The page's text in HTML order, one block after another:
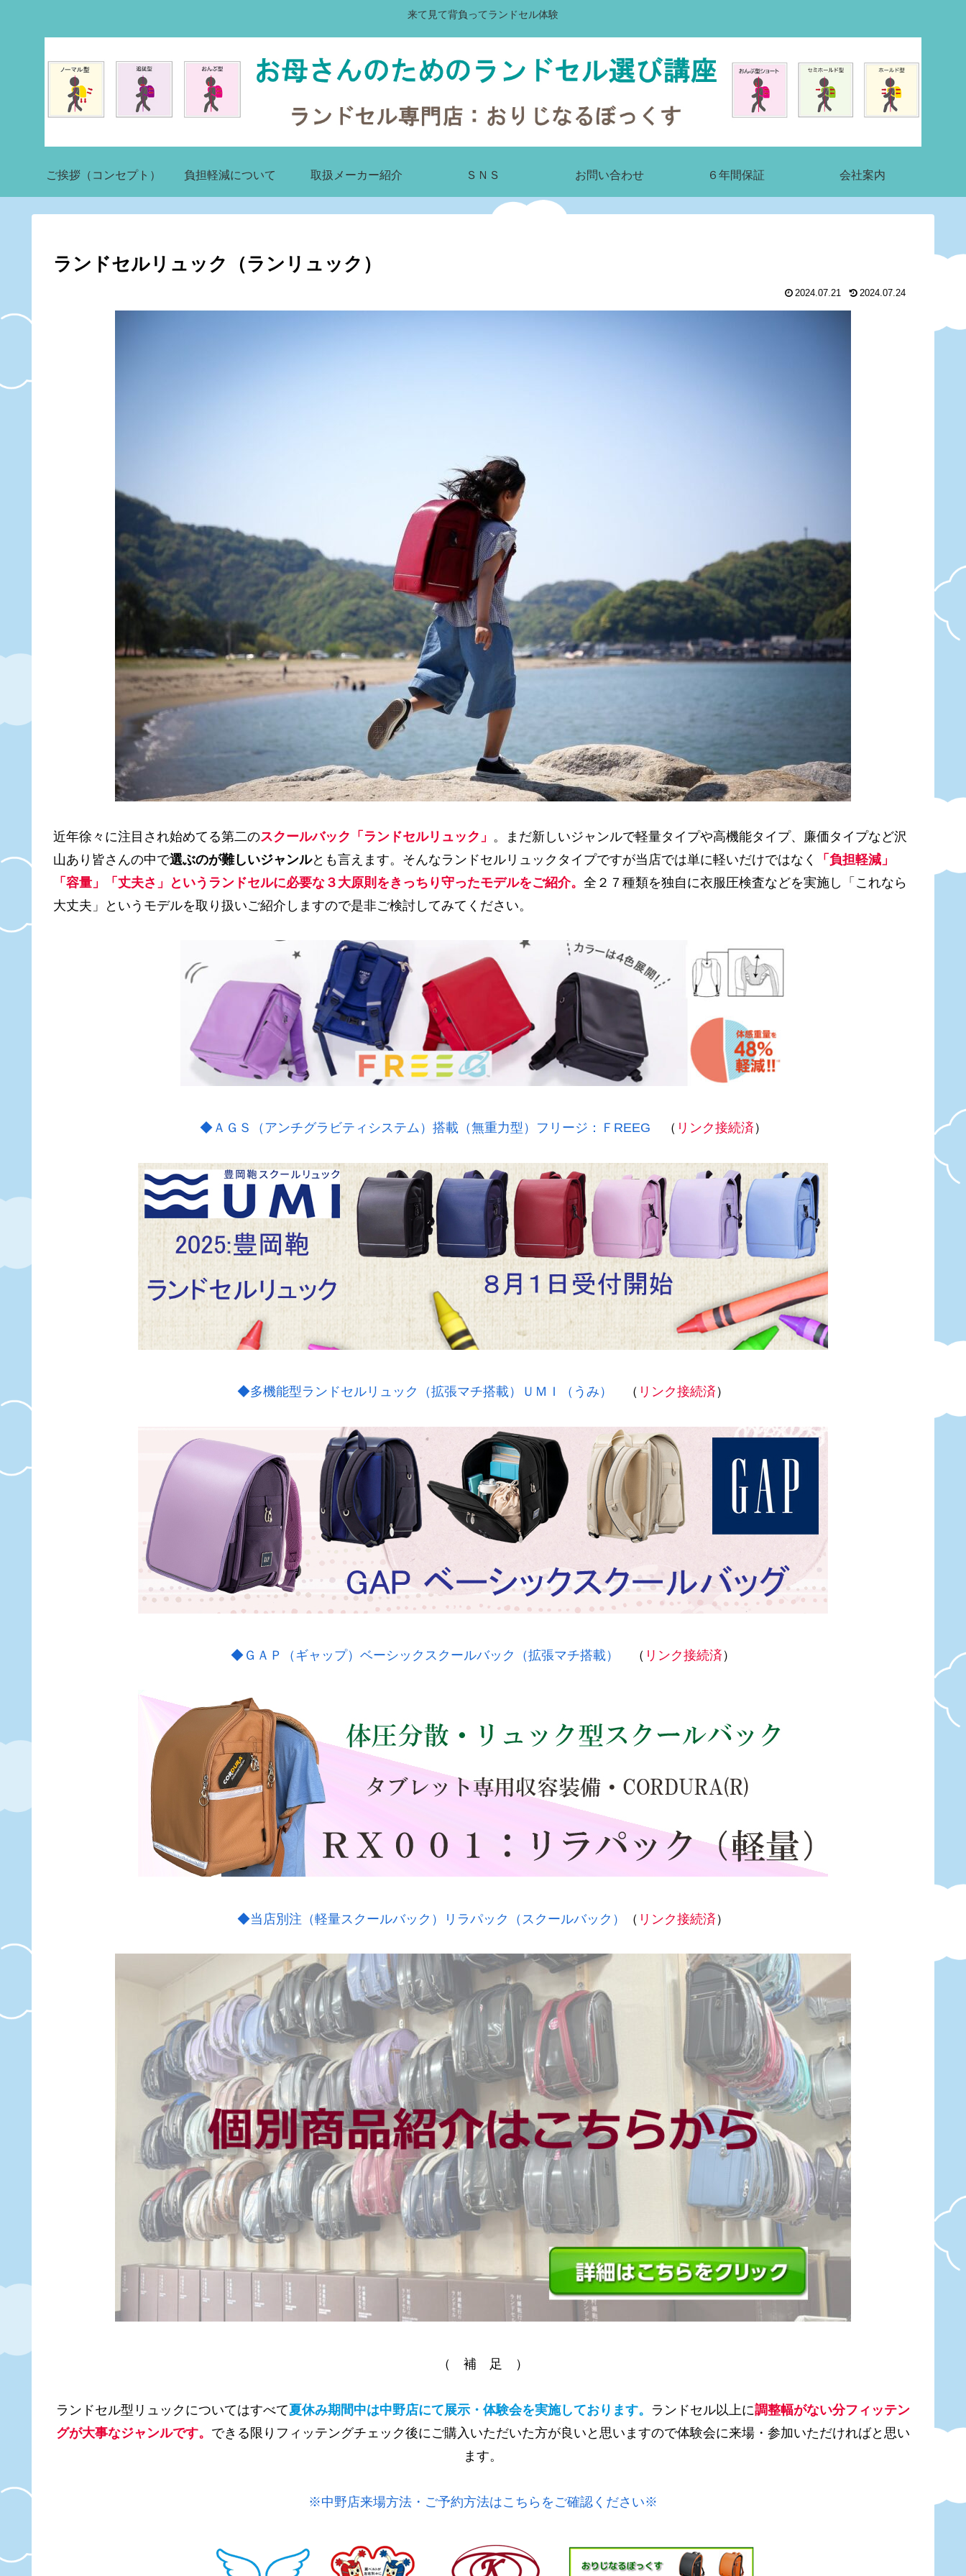
来て見て背負ってランドセル体験
ご挨拶（コンセプト） 負担軽減について 取扱メーカー紹介 ＳＮＳ お問い合わせ ６年間保証 会社案内
ランドセルリュック（ランリュック）
2024.07.21 2024.07.24
近年徐々に注目され始めてる第二のスクールバック「ランドセルリュック」 。まだ新しいジャンルで軽量タイプや高機能タイプ、廉価タイプなど沢
山あり皆さんの中で選ぶのが難しいジャンルとも言えます。そんなランドセルリュックタイプですが当店では単に軽いだけではなく
「負担軽減」
「容量」「丈夫さ」というランドセルに必要な３大原則をきっちり守ったモデルをご紹介。 全２７種類を独自に衣服圧検査などを実施し「これなら
大丈夫」というモデルを取り扱いご紹介しますので是非ご検討してみてください。
◆ＡＧＳ（アンチグラビティシステム）搭載（無重力型）フリージ：ＦREEG （ リンク接続済 ）
◆多機能型ランドセルリュック（拡張マチ搭載）ＵＭＩ（うみ） （ リンク接続済 ）
◆ＧＡＰ（ギャップ）ベーシックスクールバック（拡張マチ搭載） （ リンク接続済 ）
◆当店別注（軽量スクールバック）リラパック（スクールバック） （ リンク接続済 ）
（ 補 足 ）
ランドセル型リュックについてはすべて夏休み期間中は中野店にて展示・体験会を実施しております。 ランドセル以上に調整幅がない分フィッテン
グが大事なジャンルです。 できる限りフィッテングチェック後にご購入いただいた方が良いと思いますので体験会に来場・参加いただければと思い
ます。
※中野店来場方法・ご予約方法はこちらをご確認ください※